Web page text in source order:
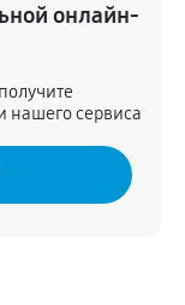
онлайн-
нашего сервиса